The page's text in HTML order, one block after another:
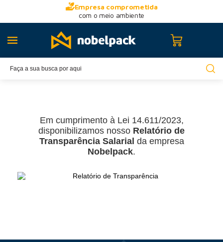
Empresa comprometida
com o meio ambiente
Em cumprimento à Lei 14.611/2023,
disponibilizamos nosso Relatório de
Transparência Salarial da empresa
Nobelpack.